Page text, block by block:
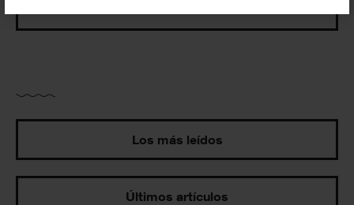
Los más leídos
Últimos artículos